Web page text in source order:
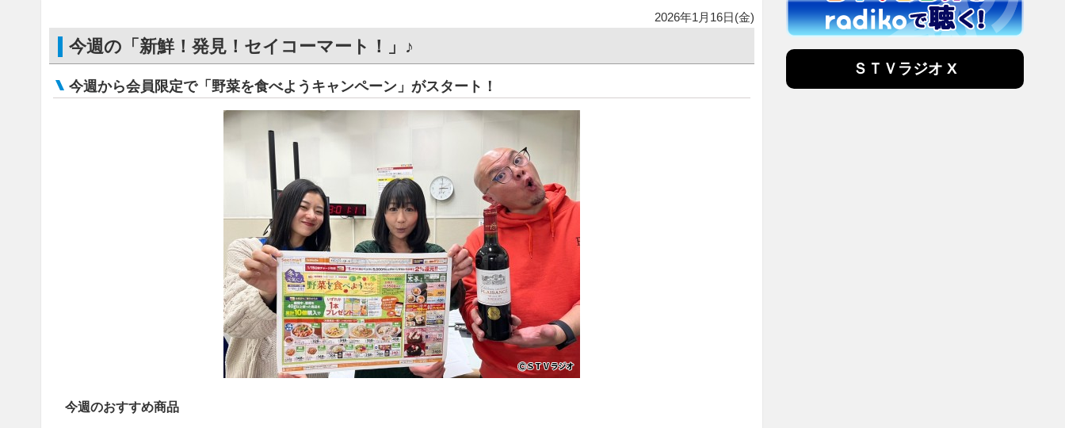
2026年1月16日(金)
今週の「新鮮！発見！セイコーマート！」♪
今週から会員限定で「野菜を食べようキャンペーン」がスタート！
今週のおすすめ商品
ＳＴＶラジオ X